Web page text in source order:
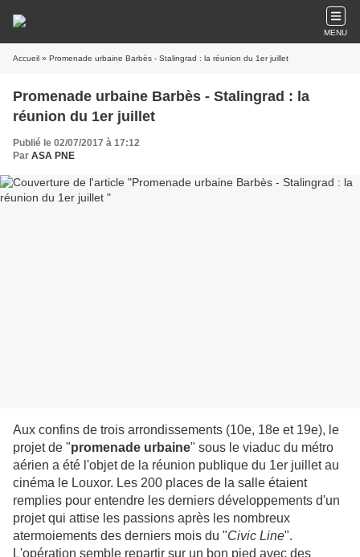
MENU
Accueil » Promenade urbaine Barbès - Stalingrad : la réunion du 1er juillet
Promenade urbaine Barbès - Stalingrad : la
réunion du 1er juillet
Publié le 02/07/2017 à 17:12
Par ASA PNE
Aux confins de trois arrondissements (10e, 18e et 19e), le
projet de "promenade urbaine" sous le viaduc du métro
aérien a été l'objet de la réunion publique du 1er juillet au
cinéma le Louxor. Les 200 places de la salle étaient
remplies pour entendre les derniers développements d'un
projet qui attise les passions après les nombreux
atermoiements des derniers mois du "Civic Line".
L'opération semble repartir sur un bon pied avec des